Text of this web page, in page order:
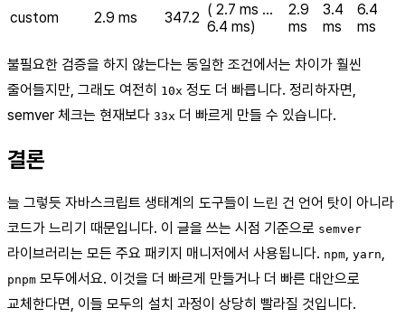
custom
2.9 ms 347.2 ( 2.7 ms …
6.4 ms)
2.9
ms
3.4
ms
6.4
ms
불필요한 검증을 하지 않는다는 동일한 조건에서는 차이가 훨씬
줄어들지만, 그래도 여전히 10x 정도 더 빠릅니다. 정리하자면,
semver 체크는 현재보다 33x 더 빠르게 만들 수 있습니다.
결론
늘 그렇듯 자바스크립트 생태계의 도구들이 느린 건 언어 탓이 아니라
코드가 느리기 때문입니다. 이 글을 쓰는 시점 기준으로 semver
라이브러리는 모든 주요 패키지 매니저에서 사용됩니다. npm, yarn,
pnpm 모두에서요. 이것을 더 빠르게 만들거나 더 빠른 대안으로
교체한다면, 이들 모두의 설치 과정이 상당히 빨라질 것입니다.